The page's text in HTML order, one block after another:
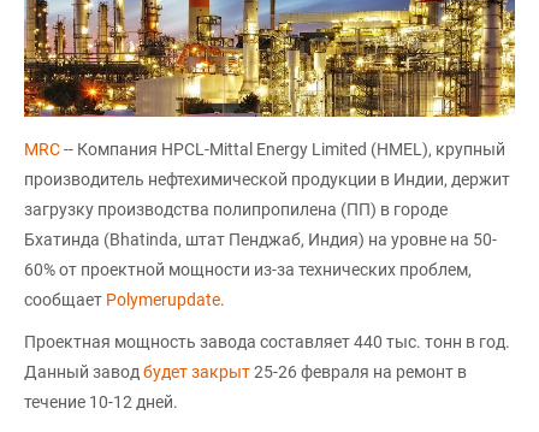
MRC-- Компания HPCL-Mittal Energy Limited (HMEL), крупный
производитель нефтехимической продукции в Индии, держит
загрузку производства полипропилена (ПП) в городе
Бхатинда (Bhatinda, штат Пенджаб, Индия) на уровне на 50-
60% от проектной мощности из-за технических проблем,
сообщает Polymerupdate.
Проектная мощность завода составляет 440 тыс. тонн в год.
Данный завод будет закрыт25-26 февраля на ремонт в
течение 10-12 дней.